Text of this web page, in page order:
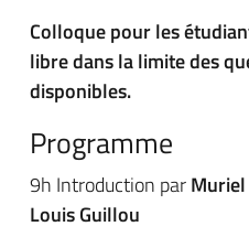
Colloque pour les
libre dans la limite des
disponibles.
Programme
9h Introduction par
Louis Guillou